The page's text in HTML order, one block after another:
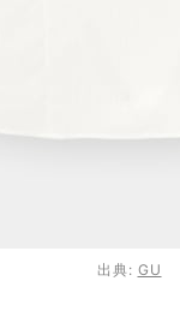
出典: GU